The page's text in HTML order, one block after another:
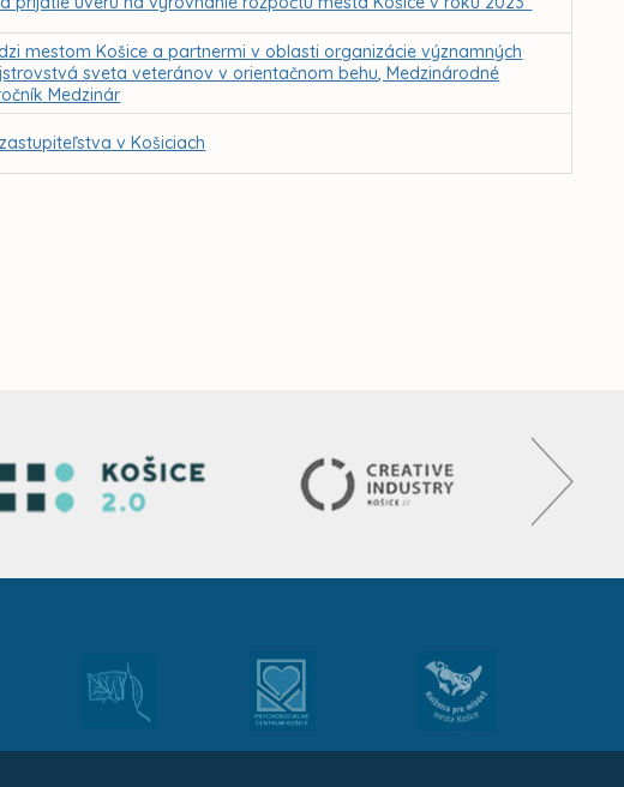
mestom Košice a partnermi v oblasti organizácie významných
sveta veteránov v orientačnom behu, Medzinárodné
Medzinár
v Košiciach